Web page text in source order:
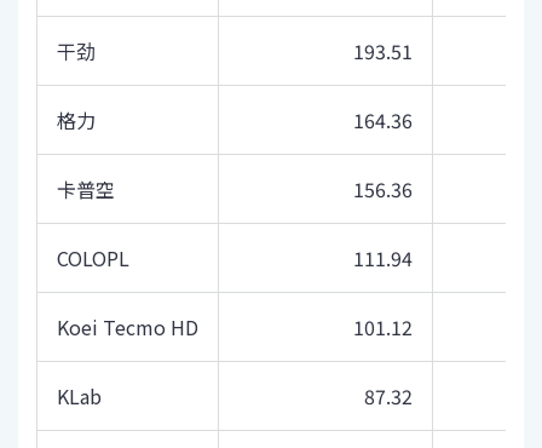
干劲 193.51
格力 164.36
卡普空 156.36
COLOPL 111.94
Koei Tecmo HD 101.12
KLab 87.32